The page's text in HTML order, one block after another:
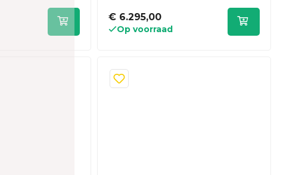
€ 6.295,00
Op voorraad